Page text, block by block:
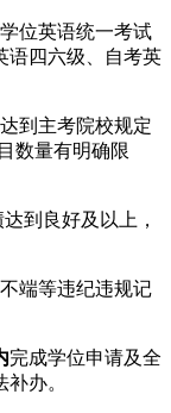
位英语统一考试
语四六级、自考英
到主考院校规定
数量有明确限
到良好及以上，
端等违纪违规记
完成学位申请及全
办。